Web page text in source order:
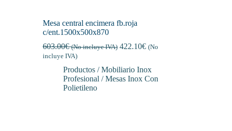
Mesa central encimera fb.roja
c/ent.1500x500x870
603.00€ (No incluye IVA) 422.10€ (No
incluye IVA)
Productos / Mobiliario Inox
Profesional / Mesas Inox Con
Polietileno